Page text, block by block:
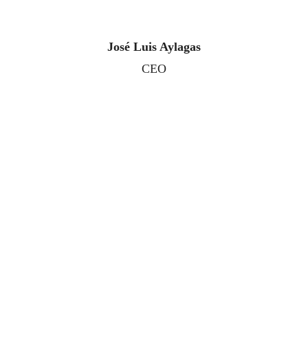
José Luis Aylagas
CEO